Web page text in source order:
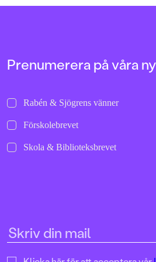
Prenumerera på våra
Rabén & Sjögrens vänner
Förskolebrevet
Skola & Biblioteksbrevet